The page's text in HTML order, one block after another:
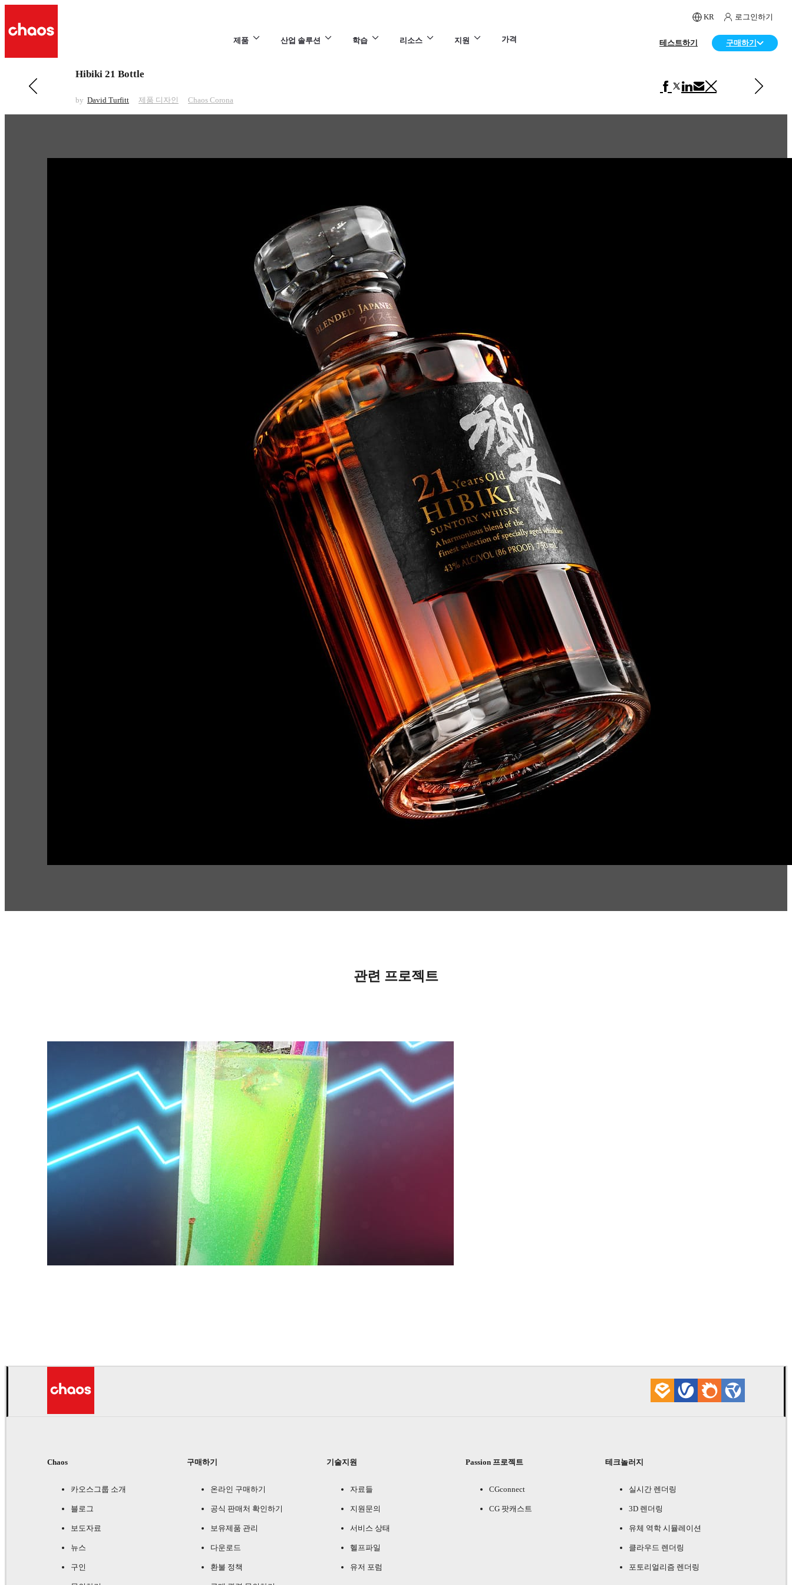
KR 로그인하기
제품 산업 솔루션 학습 리소스 지원 가격 테스트하기 구매하기
전 페이지 보기 제품 디자인
Hibiki 21 Bottle
by David Turfitt 제품 디자인 Chaos Corona
Burger
관련 프로젝트
Chaos
카오스그룹 소개
블로그
보도자료
뉴스
구인
구매하기
온라인 구매하기
공식 판매처 확인하기
보유제품 관리
다운로드
환불 정책
기술지원
자료들
지원문의
서비스 상태
헬프파일
유저 포럼
Passion 프로젝트
CGconnect
CG 팟캐스트
테크놀러지
실시간 렌더링
3D 렌더링
유체 역학 시뮬레이션
클라우드 렌더링
포토리얼리즘 렌더링